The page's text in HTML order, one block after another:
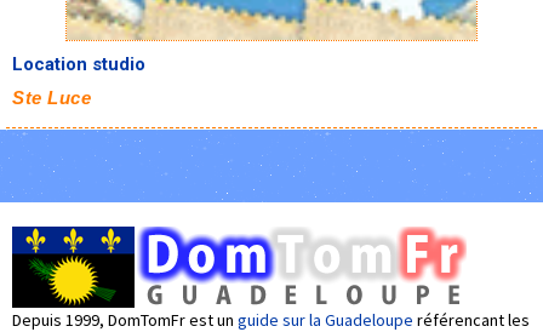
Location studio
Ste Luce
Depuis 1999, DomTomFr est un guide sur la Guadeloupe référencant les